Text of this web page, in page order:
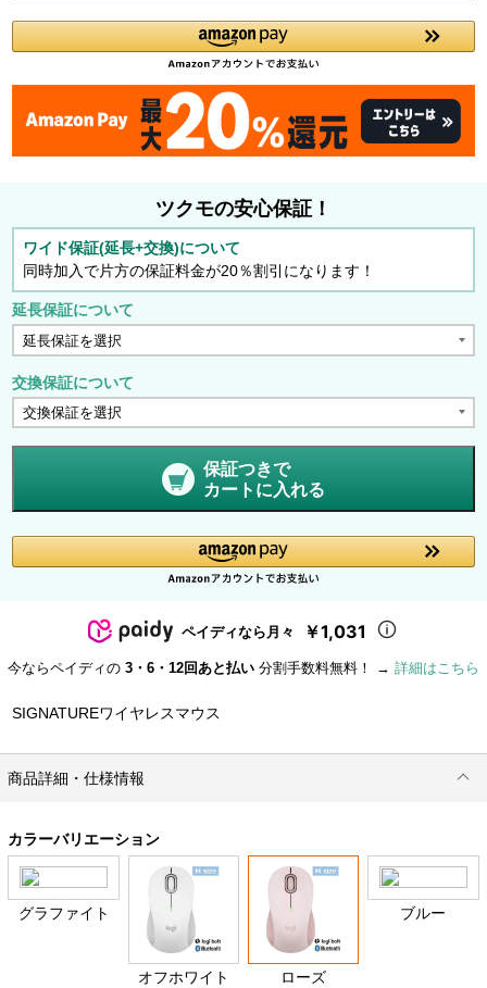
ツクモの安心保証！
ワイド保証(延長+交換)について
同時加入で片方の保証料金が20％割引になります！
延長保証について
交換保証について
保証つきで
カートに入れる
ペイディなら月々 ￥1,031
今ならペイディの 3・6・12回あと払い 分割手数料無料！ → 詳細はこちら
SIGNATUREワイヤレスマウス
商品詳細・仕様情報
カラーバリエーション
グラファイト
オフホワイト ローズ
ブルー